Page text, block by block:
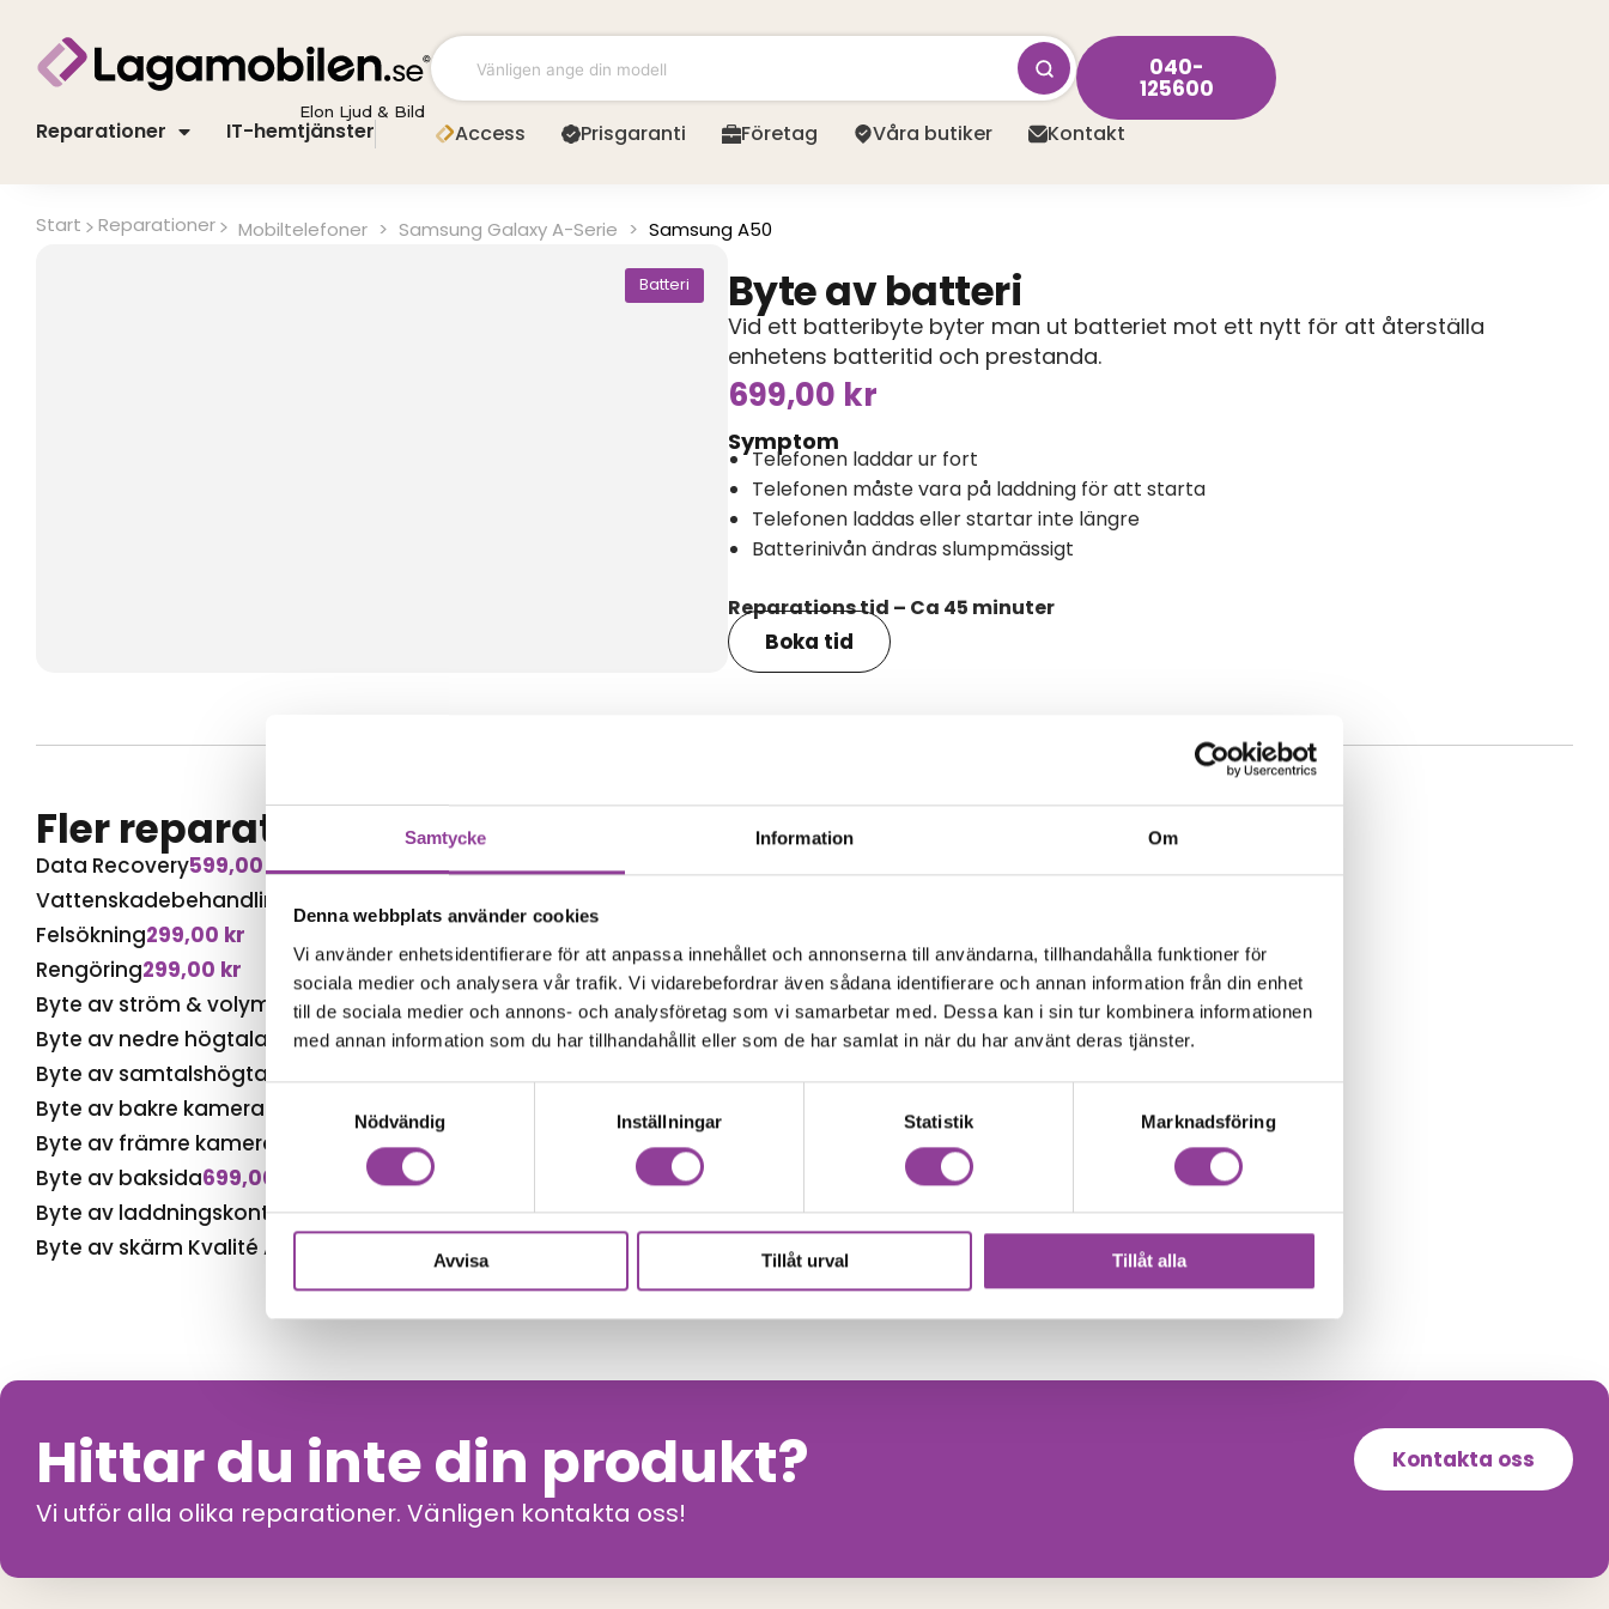
Samtycke Information Om
Denna webbplats använder cookies
Vi använder enhetsidentifierare för att anpassa innehållet och annonserna till användarna, tillhandahålla funktioner för
sociala medier och analysera vår trafik. Vi vidarebefordrar även sådana identifierare och annan information från din enhet
till de sociala medier och annons- och analysföretag som vi samarbetar med. Dessa kan i sin tur kombinera informationen
med annan information som du har tillhandahållit eller som de har samlat in när du har använt deras tjänster.
Nödvändig
Inställningar Statistik Marknadsföring
Avvisa Tillåt urval Tillåt alla
innehåll
Elon Ljud & Bild
040-
125600
Reparationer IT-hemtjänster Access Prisgaranti Företag Våra butiker Kontakt
Start Reparationer Mobiltelefoner > Samsung Galaxy A-Serie > Samsung A50
Batteri Byte av batteri
Vid ett batteribyte byter man ut batteriet mot ett nytt för att återställa
enhetens batteritid och prestanda.
699,00 kr
Symptom
Telefonen laddar ur fort
Telefonen måste vara på laddning för att starta
Telefonen laddas eller startar inte längre
Batterinivån ändras slumpmässigt
Reparations tid – Ca 45 minuter
Boka tid
Fler reparationer för samma modell
Data Recovery599,00kr
Vattenskadebehandling
Felsökning299,00 kr
Rengöring299,00 kr
Byte av ström & volym
599,00kr
Byte av nedre högtalare
599,00kr
Byte av samtalshögtalare
Byte av bakre kamera
kr
Byte av främre kamera
kr
Byte av baksida699,00
Byte av laddningskontakt699,00kr
Byte av skärm Kvalité A (Original Display) 1 699,00
Hittar du inte din produkt?
Vi utför alla olika reparationer. Vänligen kontakta oss!
Kontakta oss